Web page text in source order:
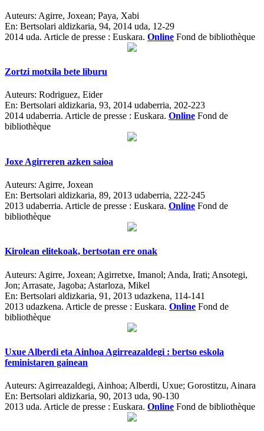
Auteurs: Agirre, Joxean; Paya, Xabi
En: Bertsolari aldizkaria, 94, 2014 uda, 12-29
2014 uda. Article de presse : Euskara. Online Fond de bibliothèque
Zortzi motxila bete liburu
Auteurs: Rodriguez, Eider
En: Bertsolari aldizkaria, 93, 2014 udaberria, 202-223
2014 udaberria. Article de presse : Euskara. Online Fond de
bibliothèque
Joxe Agirreren azken saioa
Auteurs: Agirre, Joxean
En: Bertsolari aldizkaria, 89, 2013 udaberria, 222-245
2013 udaberria. Article de presse : Euskara. Online Fond de
bibliothèque
Kirolean elitekoak, bertsotan ere onak
Auteurs: Agirre, Joxean; Agirretxe, Imanol; Anda, Irati; Ansotegi,
Jon; Arrasate, Jagoba; Astarloza, Mikel
En: Bertsolari aldizkaria, 91, 2013 udazkena, 114-141
2013 udazkena. Article de presse : Euskara. Online Fond de
bibliothèque
Uxue Alberdi eta Ainhoa Agirreazaldegi : bertso eskola
feministaren gainean
Auteurs: Agirreazaldegi, Ainhoa; Alberdi, Uxue; Gorostitzu, Ainara
En: Bertsolari aldizkaria, 90, 2013 uda, 90-130
2013 uda. Article de presse : Euskara. Online Fond de bibliothèque